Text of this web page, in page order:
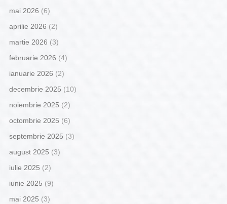
mai 2026 (6)
aprilie 2026 (2)
martie 2026 (3)
februarie 2026 (4)
ianuarie 2026 (2)
decembrie 2025 (10)
noiembrie 2025 (2)
octombrie 2025 (6)
septembrie 2025 (3)
august 2025 (3)
iulie 2025 (2)
iunie 2025 (9)
mai 2025 (3)